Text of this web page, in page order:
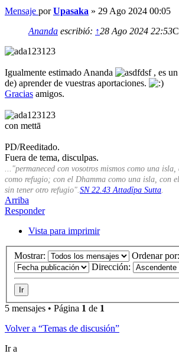
Mensaje porUpasaka » 29 Ago 2024 00:05
Ananda escribió: ↑28 Ago 2024 22:53
Igualmente estimado Ananda
, es un
de) aprender de vuestras aportaciones.
Gracias amigos.
con mettā
PD/Reeditado.
Fuera de tema, disculpas.
..."permaneced con vosotros mismos como una isla,
como refugio; con el Dhamma como una isla, con
sin tener otro refugio". SN 22.43 Attadīpa Sutta
Arriba
Responder
Vista para imprimir
Mostrar:
Ordenar por:
Dirección:
5 mensajes • Página 1 de 1
Volver a “Temas de discusión”
Ir a